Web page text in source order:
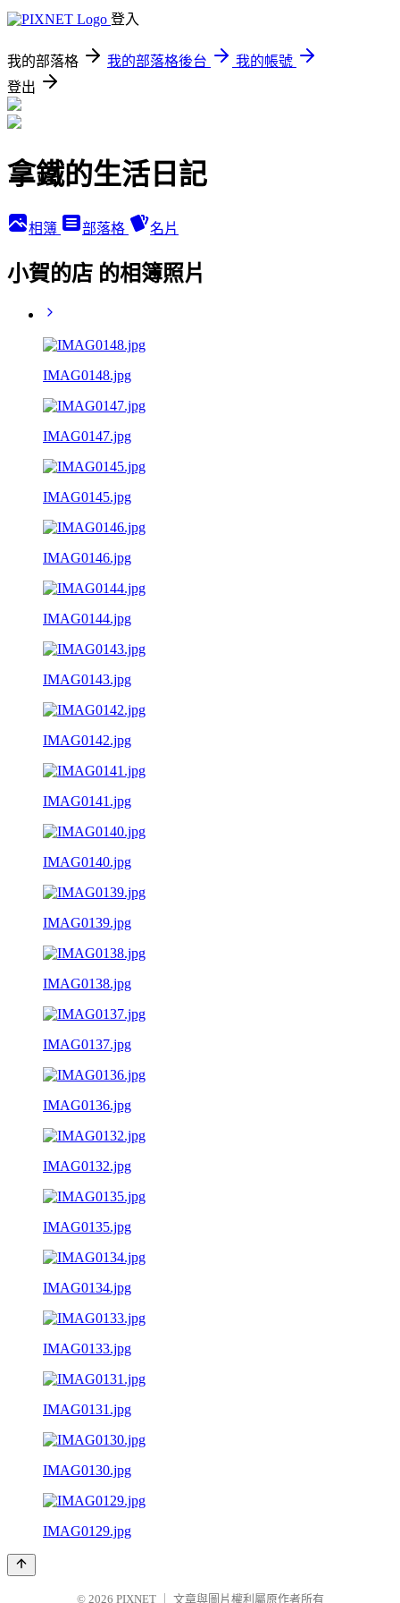
登入
我的部落格 我的部落格後台
我的帳號
登出
拿鐵的生活日記
相簿 部落格 名片
小賀的店 的相簿照片
IMAG0148.jpg
IMAG0147.jpg
IMAG0145.jpg
IMAG0146.jpg
IMAG0144.jpg
IMAG0143.jpg
IMAG0142.jpg
IMAG0141.jpg
IMAG0140.jpg
IMAG0139.jpg
IMAG0138.jpg
IMAG0137.jpg
IMAG0136.jpg
IMAG0132.jpg
IMAG0135.jpg
IMAG0134.jpg
IMAG0133.jpg
IMAG0131.jpg
IMAG0130.jpg
IMAG0129.jpg
© 2026 PIXNET 文章與圖片權利屬原作者所有